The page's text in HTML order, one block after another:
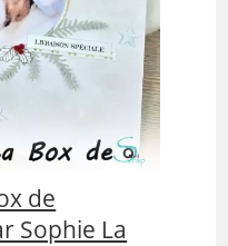
de
Sophie La